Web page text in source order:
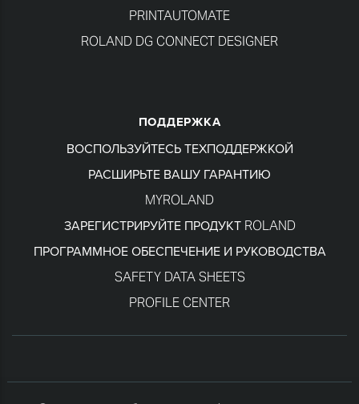
PRINTAUTOMATE
ROLAND DG CONNECT DESIGNER
ПОДДЕРЖКА
ВОСПОЛЬЗУЙТЕСЬ ТЕХПОДДЕРЖКОЙ
РАСШИРЬТЕ ВАШУ ГАРАНТИЮ
MYROLAND
ЗАРЕГИСТРИРУЙТЕ ПРОДУКТ ROLAND
ПРОГРАММНОЕ ОБЕСПЕЧЕНИЕ И РУКОВОДСТВА
SAFETY DATA SHEETS
PROFILE CENTER